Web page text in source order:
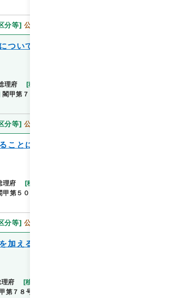
分等] 公開
ついて
理府 [移管等年度
閣甲第７５号
分等] 公開
ことについて
理府 [移管等年度
甲第５０号
分等] 公開
加えることについて
理府 [移管等年度
第７８号